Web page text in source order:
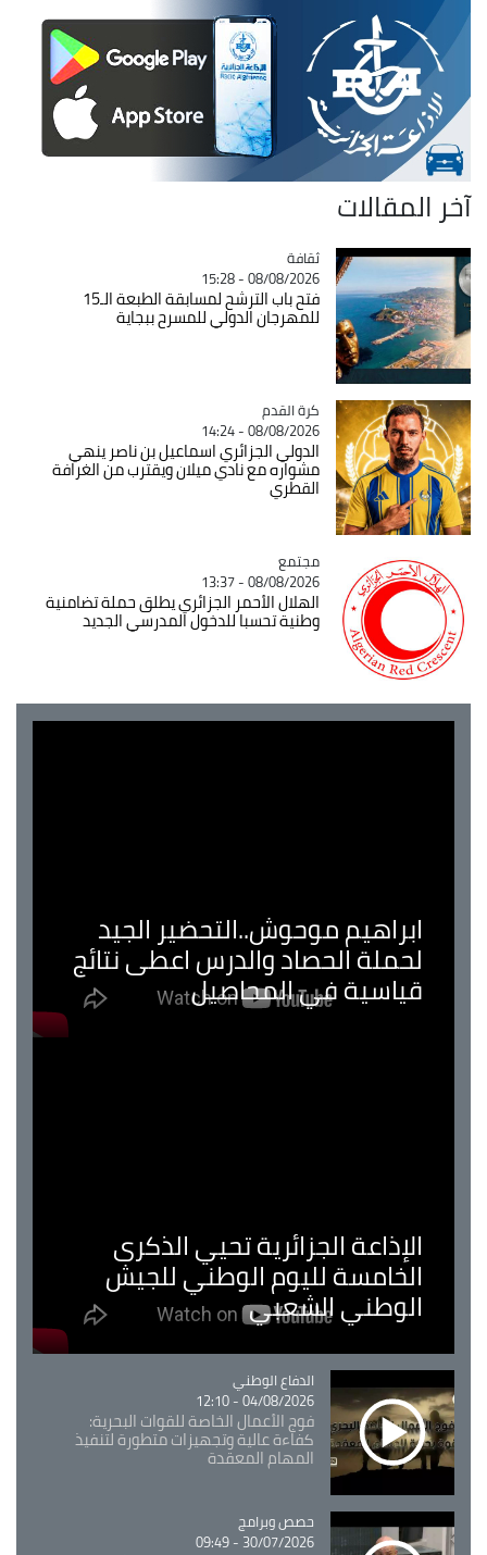
آخر المقالات
Catégorie
ثقافة
08/08/2026 - 15:28
فتح باب الترشح لمسابقة الطبعة الـ15
للمهرجان الدولي للمسرح ببجاية
Catégorie
كرة القدم
08/08/2026 - 14:24
الدولي الجزائري اسماعيل بن ناصر ينهي
مشواره مع نادي ميلان ويقترب من الغرافة
القطري
Catégorie
مجتمع
08/08/2026 - 13:37
الهلال الأحمر الجزائري يطلق حملة تضامنية
وطنية تحسبا للدخول المدرسي الجديد
ابراهيم موحوش..التحضير الجيد
لحملة الحصاد والدرس اعطى نتائج
قياسية في المحاصيل
الإذاعة الجزائرية تحيي الذكرى
الخامسة لليوم الوطني للجيش
الوطني الشعبي
Catégorie
الدفاع الوطني
04/08/2026 - 12:10
فوج الأعمال الخاصة للقوات البحرية:
كفاءة عالية وتجهيزات متطورة لتنفيذ
المهام المعقدة
Catégorie
حصص وبرامج
30/07/2026 - 09:49